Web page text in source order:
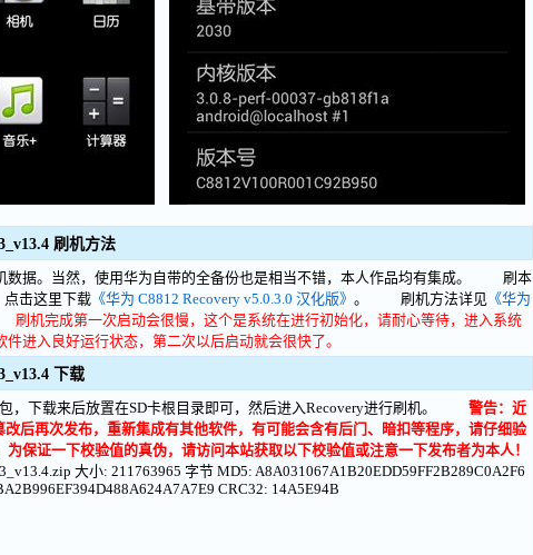
刷机方法
据。当然，使用华为自带的全备份也是相当不错，本人作品均有集成。 刷本
点击这里下载 《华为 C8812 Recovery v5.0.3.0 汉化版》 。 刷机方法详见 《华为
刷机完成第一次启动会很慢，这个是系统在进行初始化，请耐心等待，进入系统
进入良好运行状态，第二次以后启动就会很快了。
下载
下载来后放置在SD卡根目录即可，然后进入Recovery进行刷机。 警告：近
后再次发布，重新集成有其他软件，有可能会含有后门、暗扣等程序，请仔细验
保证一下校验值的真伪，请访问本站获取以下校验值或注意一下发布者为本人！
大小: 211763965 字节 MD5: A8A031067A1B20EDD59FF2B289C0A2F6
CRC32: 14A5E94B